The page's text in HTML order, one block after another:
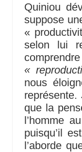
Quiniou
suppose
«
selon lui
«
nous
que la
l’homme
puisqu’il
l’aborde